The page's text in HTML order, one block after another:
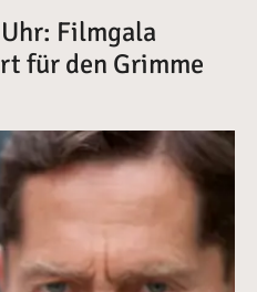
Filmgala
für den Grimme